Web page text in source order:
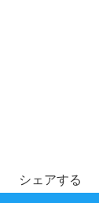
シェアする